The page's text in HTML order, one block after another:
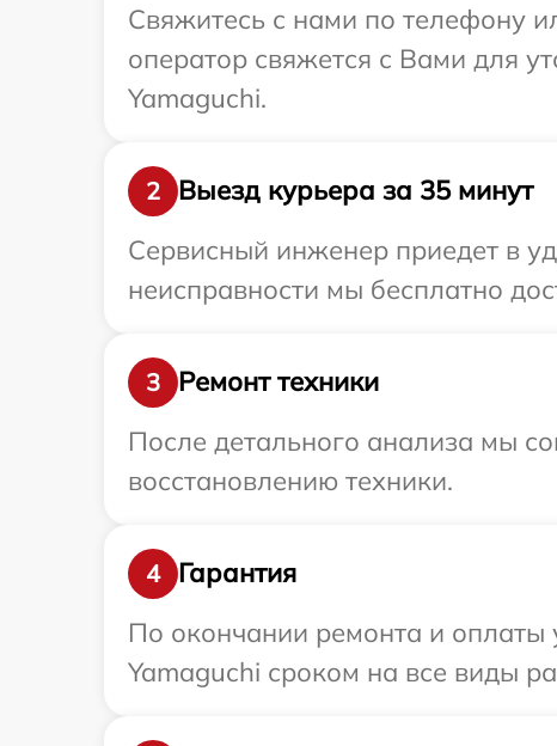
Свяжитесь с нами по телефону
оператор свяжется с Вами для
Yamaguchi.
2
Выезд курьера за 35 минут
Сервисный инженер приедет в
неисправности мы бесплатно
3
Ремонт техники
После детального анализа мы
восстановлению техники.
4
Гарантия
По окончании ремонта и оплаты
Yamaguchi сроком на все виды